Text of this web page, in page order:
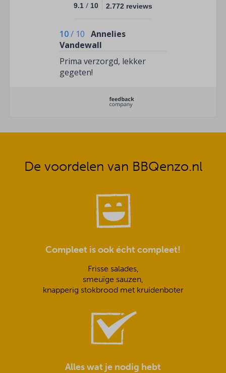
9.1 / 10 2.772 reviews
10/ 10 Annelies
Vandewall
Prima verzorgd, lekker
gegeten!
De voordelen van BBQenzo.nl
Compleet is ook écht compleet!
Frisse salades,
smeuïge sauzen,
knapperig stokbrood met kruidenboter
Alles wat je nodig hebt